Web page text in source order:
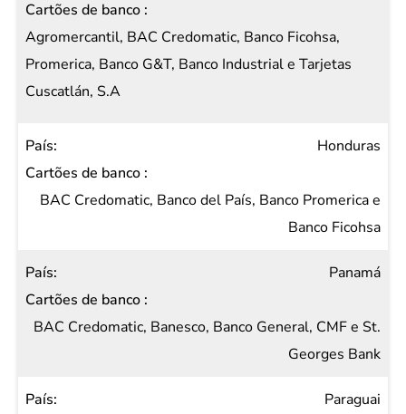
Agromercantil, BAC Credomatic, Banco Ficohsa,
Promerica, Banco G&T, Banco Industrial e Tarjetas
Cuscatlán, S.A
Honduras
BAC Credomatic, Banco del País, Banco Promerica e
Banco Ficohsa
Panamá
BAC Credomatic, Banesco, Banco General, CMF e St.
Georges Bank
Paraguai